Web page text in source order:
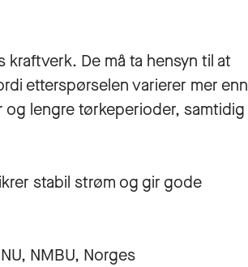
De må ta hensyn til at
etterspørselen varierer mer enn
lengre tørkeperioder, samtidig
stabil strøm og gir gode
NMBU, Norges